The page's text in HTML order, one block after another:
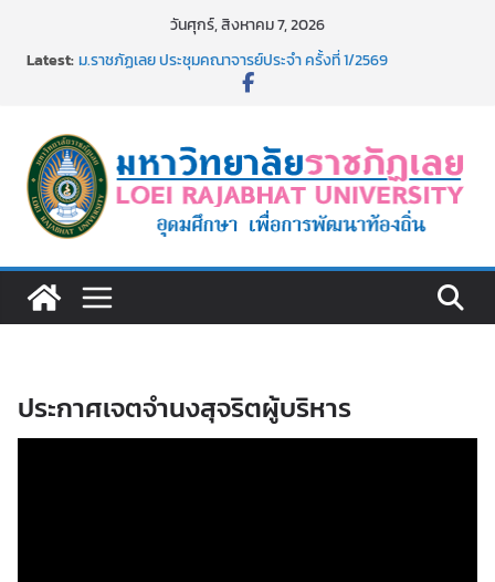
วันศุกร์, สิงหาคม 7, 2026
Latest:ม.ราชภัฏเลย ประชุมคณาจารย์ประจำ ครั้งที่ 1/2569
ประกาศผู้ชนะการเสนอราคา จ้างทำปกปริญญาบัตร จำนวน
บำเพ็ญสาธารณกุศล 69
รายชื่อผู้ผ่านการสอบแข่งขันเพื่อเป็นลูกจ้างชั่วคราว (รายวัน)
สังกัดมหาวิทยาลัยราชภัฏเลย ด้วยเงินนอกงบประมาณ ประเภท
เงินรายได้
รายชื่อผู้มีสิทธิเข้าพักอาศัยอาคารชุดสำหรับบุคลากร สาย
ประกาศเจตจำนงสุจริตผู้บริหาร